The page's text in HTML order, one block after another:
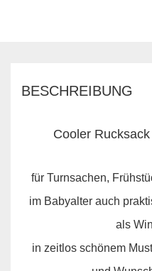
BESCHREIBUNG
Cooler
für Turnsachen,
im Babyalter auch
als
in zeitlos schönem